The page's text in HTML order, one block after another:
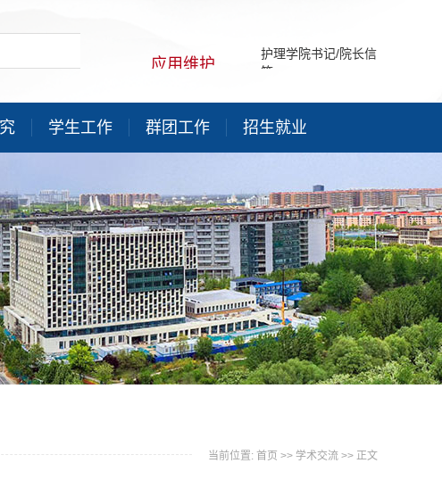
应用维护
护理学院书记/院长信
箱
学生工作 群团工作 招生就业
当前位置: 首页 >> 学术交流 >> 正文